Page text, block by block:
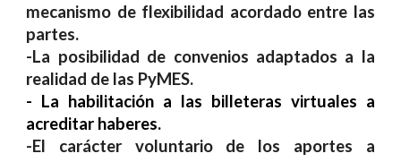
mecanismo de flexibilidad acordado entre las
partes.
-La posibilidad de convenios adaptados a la
realidad de las PyMES.
- La habilitación a las billeteras virtuales a
acreditar haberes.
-El carácter voluntario de los aportes a